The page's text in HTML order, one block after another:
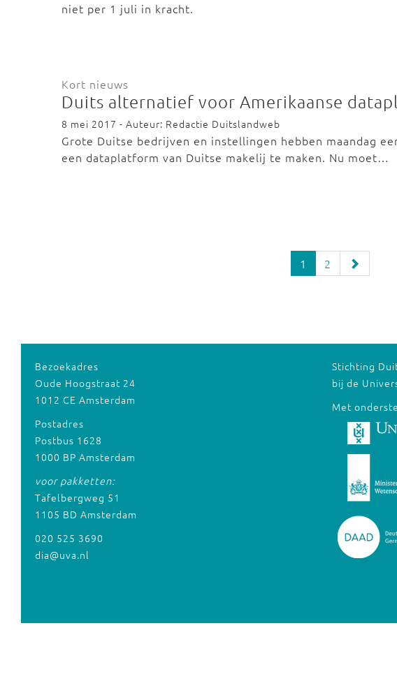
niet per 1 juli in kracht.
Kort nieuws
Duits alternatief voor Amerikaanse
8 mei 2017 - Auteur: Redactie Duitslandweb
Grote Duitse bedrijven en instellingen hebben maandag
een dataplatform van Duitse makelij te maken. Nu moet…
1 2
Bezoekadres
Oude Hoogstraat 24
1012 CE Amsterdam
Postadres
Postbus 1628
1000 BP Amsterdam
voor pakketten:
Tafelbergweg 51
1105 BD Amsterdam
020 525 3690
dia@uva.nl
Stichting
bij de
Met